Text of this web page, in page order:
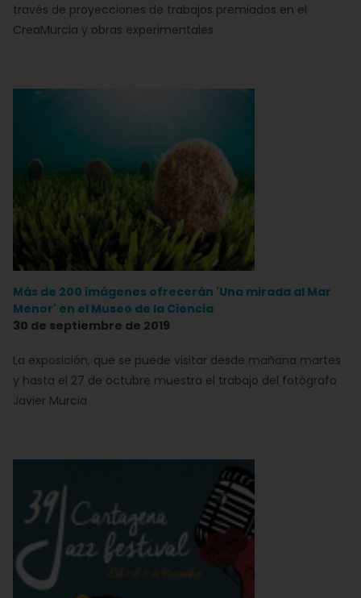
través de proyecciones de trabajos premiados en el
CreaMurcia y obras experimentales
Más de 200 imágenes ofrecerán 'Una mirada al Mar
Menor' en el Museo de la Ciencia
30 de septiembre de 2019
La exposición, que se puede visitar desde mañana martes
y hasta el 27 de octubre muestra el trabajo del fotógrafo
Javier Murcia